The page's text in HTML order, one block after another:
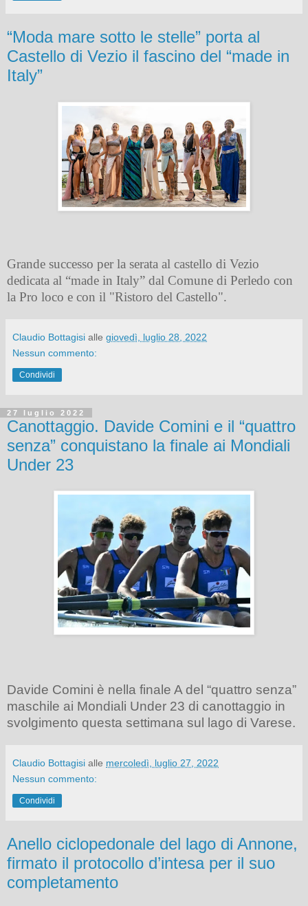
“Moda mare sotto le stelle” porta al
Castello di Vezio il fascino del “made in
Italy”
Grande successo per la serata al castello di Vezio
dedicata al “made in Italy” dal Comune di Perledo con
la Pro loco e con il "Ristoro del Castello".
Claudio Bottagisi alle giovedì, luglio 28, 2022
Nessun commento:
Condividi
27 luglio 2022
Canottaggio. Davide Comini e il “quattro
senza” conquistano la finale ai Mondiali
Under 23
Davide Comini è nella finale A del “quattro senza”
maschile ai Mondiali Under 23 di canottaggio in
svolgimento questa settimana sul lago di Varese.
Claudio Bottagisi alle mercoledì, luglio 27, 2022
Nessun commento:
Condividi
Anello ciclopedonale del lago di Annone,
firmato il protocollo d’intesa per il suo
completamento